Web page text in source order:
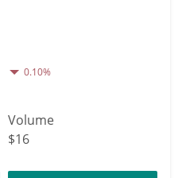
0.10%
Volume
$16